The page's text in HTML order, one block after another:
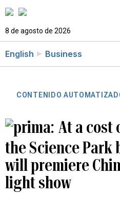
8 de agosto de 2026
English Business
CONTENIDO
At a cost
the Science Park
will premiere
light show